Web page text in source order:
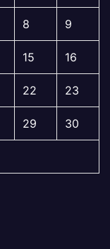
8 9
15 16
22 23
29 30